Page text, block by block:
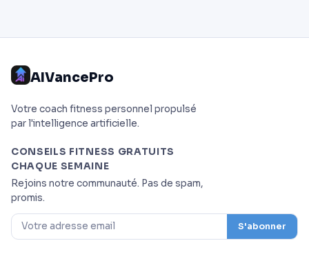
AIVancePro
Votre coach fitness personnel propulsé
par l'intelligence artificielle.
CONSEILS FITNESS GRATUITS
CHAQUE SEMAINE
Rejoins notre communauté. Pas de spam,
promis.
S'abonner